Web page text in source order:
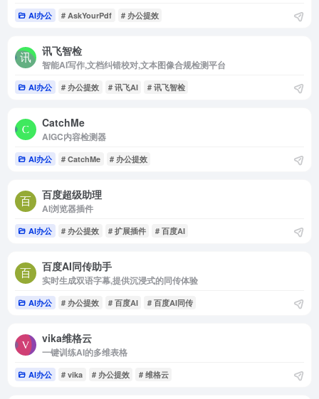
AI办公 # AskYourPdf # 办公提效
讯飞智检
智能AI写作,文档纠错校对,文本图像合规检测平台
AI办公 # 办公提效 # 讯飞AI # 讯飞智检
CatchMe
AIGC内容检测器
AI办公 # CatchMe # 办公提效
百度超级助理
AI浏览器插件
AI办公 # 办公提效 # 扩展插件 # 百度AI
百度AI同传助手
实时生成双语字幕,提供沉浸式的同传体验
AI办公 # 办公提效 # 百度AI # 百度AI同传
vika维格云
一键训练AI的多维表格
AI办公 # vika # 办公提效 # 维格云